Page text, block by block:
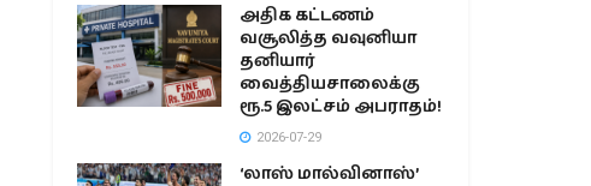
அதிக கட்டணம்
வசூலித்த வவுனியா
தனியார்
வைத்தியசாலைக்கு
ரூ.5 இலட்சம் அபராதம்!
2026-07-29
‘லாஸ் மால்வினாஸ்’